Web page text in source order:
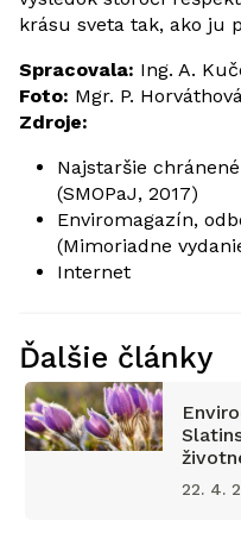
krásu sveta tak, ako ju
Spracovala: Ing. A.
Foto: Mgr. P.
Zdroje:
Najstaršie
(SMOPaJ, 2017)
Enviromagazín,
(Mimoriadne
Internet
Ďalšie články
22. 4.